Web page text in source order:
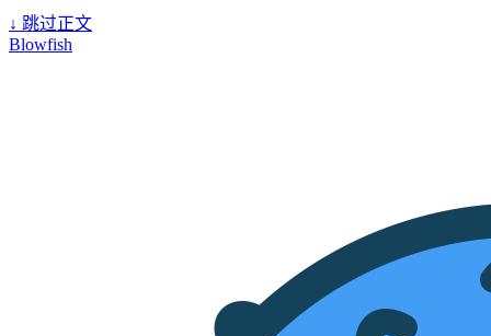
↓ 跳过正文
Blowfish